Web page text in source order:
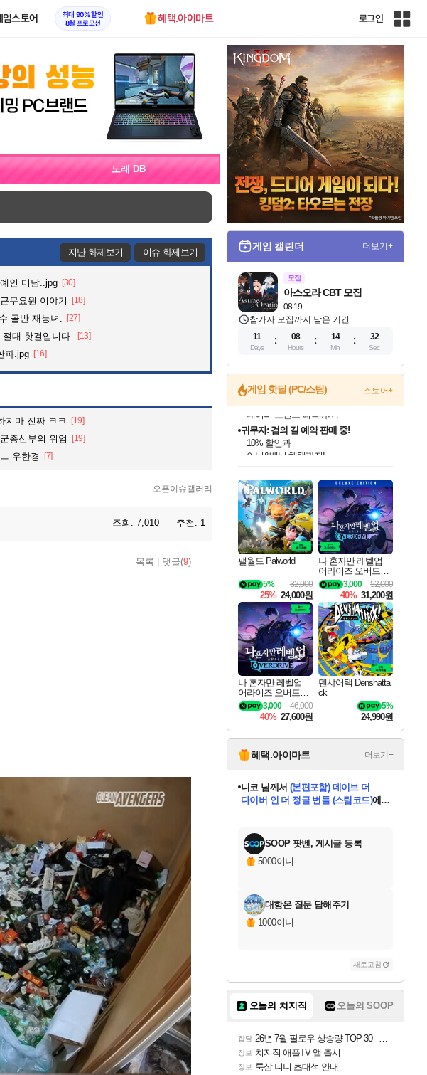
임스토어
최대 90% 할인
8월 프로모션
혜택.아이마트 로그인
인
사
이
트
맵
노래 DB
지난 화제보기 이슈 화제보기
인 미담..jpg [30]
무요원 이야기 [18]
골반 재능녀. [27]
절대 핫걸입니다. [13]
파.jpg [16]
지마 진짜 ㅋㅋ [19]
종신부의 위엄 [19]
우한경 [7]
오픈이슈갤러리
조회: 7,010 추천: 1
목록 댓글(9)
게임 캘린더 더보기+
모집
08.19
아스오라 CBT 모집
참가자 모집까지 남은 기간
11
Days
08
Hours
14
Min
30
Sec
게임 핫딜 (PC/스팀) 스토어+
최대 90% 할인가를 만나보세요!
네이버혜택과 함께 만나보세요!
50%할인&추가 적립까지!
네이버 포인트 혜택까지!
귀무자: 검의 길 예약 판매 중!
10% 할인과
이니&베니 혜택까지!
네이버 혜택가와 함께 예약하세요!
할인&네이버혜택으로 만나보세요!
네이버페이 혜택과 만나보세요!
40주년 프로모션으로 만나보세요!
할인가에 만나보세요!
일부 에디션 상시 할인!
혜택으로 예약 판매 중
편안하게 충전하세요
팰월드 Palworld
32,000
5%
25% 24,000원
나 혼자만 레벨업
어라이즈 오버드라
이브 디럭스 에디션
Solo Leveling Arise
Overdrive Deluxe Edi
tion
52,000
3,000
40% 31,200원
나 혼자만 레벨업
어라이즈 오버드라
이브 Solo Leveling A
rise
46,000
3,000
40% 27,600원
덴샤어택 Denshatta
ck
5%
24,990원
혜택.아이마트 더보기+
교환.
당첨되셨습니다.
당첨되셨습니다.
한건했습니다님께서마피아
데피니티브 에디션 (스팀코드)에
당첨되셨습니다.
당첨되셨습니다.
당첨되셨습니다.
당첨되셨습니다.
에디션 (스팀코드) 를 교환.
당첨되셨습니다.
SOOP 팟벤, 게시글 등록
5000이니
대항온 질문 답해주기
1000이니
새로고침
오늘의 치지직 오늘의 SOOP
잡담 26년 7월 팔로우 상승량 TOP 30 - 월간 치지직
정보 치지직 애플TV 앱 출시
정보 룩삼 니니 초대석 안내